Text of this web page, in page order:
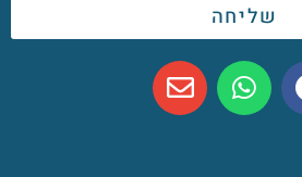
שליחה